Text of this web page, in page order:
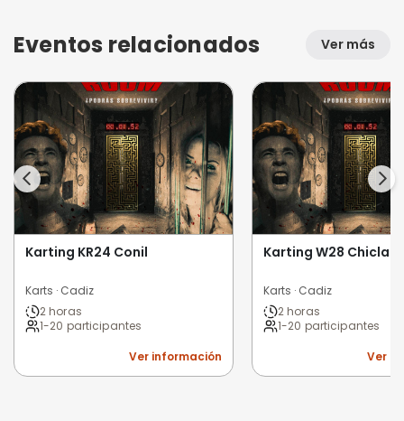
Eventos relacionados Ver más
Karting KR24 Conil
Karts · Cadiz
2 horas
1-20 participantes
Ver información
Karting W28
Karts · Cadiz
2 horas
1-20 participantes
Ver